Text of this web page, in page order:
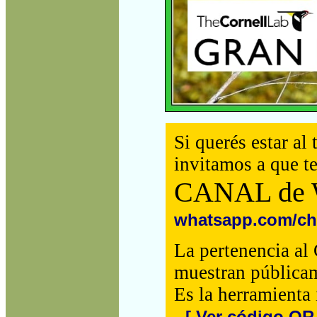
Si querés estar al
invitamos a que
CANAL de
whatsapp.com/
La pertenencia al
muestran
Es la herramienta